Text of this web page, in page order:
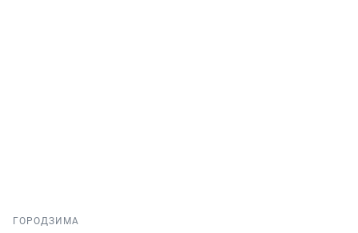
ГОРОДЗИМА